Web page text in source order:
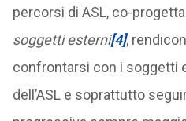
percorsi di ASL, co-
soggetti esterni[4],
confrontarsi con i soggetti
dell’ASL e soprattutto